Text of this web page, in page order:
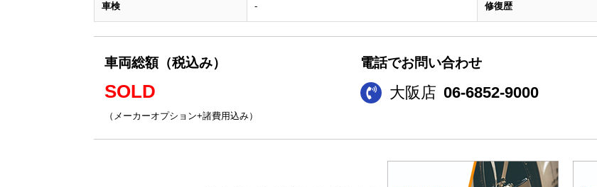
車検 - 修復歴
車両総額（税込み）
SOLD
（メーカーオプション+諸費用込み）
電話でお問い合わせ
大阪店 06-6852-9000